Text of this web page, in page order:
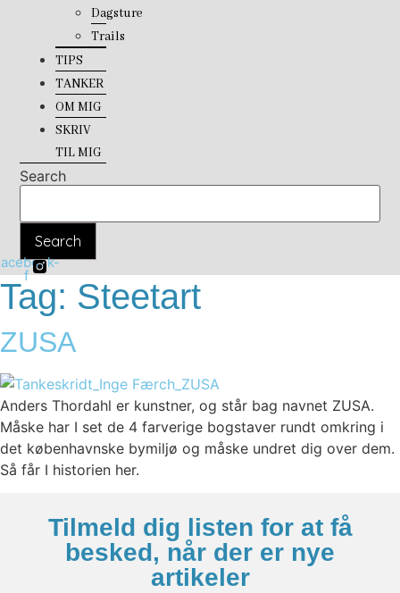
Dagsture
Trails
TIPS
TANKER
OM MIG
SKRIV
TIL MIG
Search
Search
f
Tag: Steetart
ZUSA
Anders Thordahl er kunstner, og står bag navnet ZUSA.
Måske har I set de 4 farverige bogstaver rundt omkring i
det københavnske bymiljø og måske undret dig over dem.
Så får I historien her.
Tilmeld dig listen for at få
besked, når der er nye
artikeler